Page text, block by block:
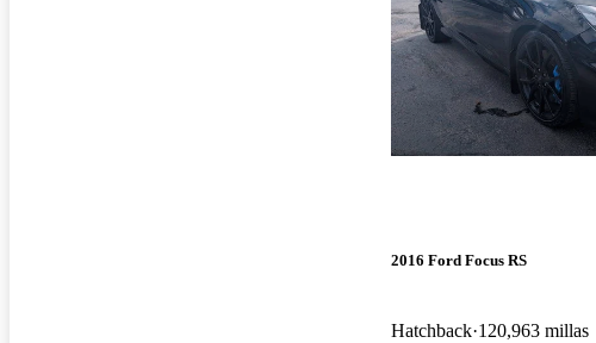
2016 Ford Focus RS
Hatchback 120,963 millas